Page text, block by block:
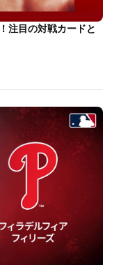
注目の対戦カードと